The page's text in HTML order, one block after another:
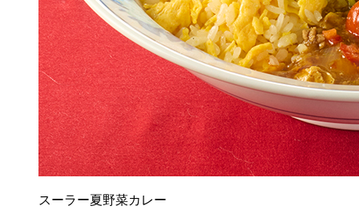
スーラー夏野菜カレー